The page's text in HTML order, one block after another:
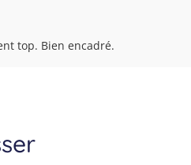
top. Bien encadré.